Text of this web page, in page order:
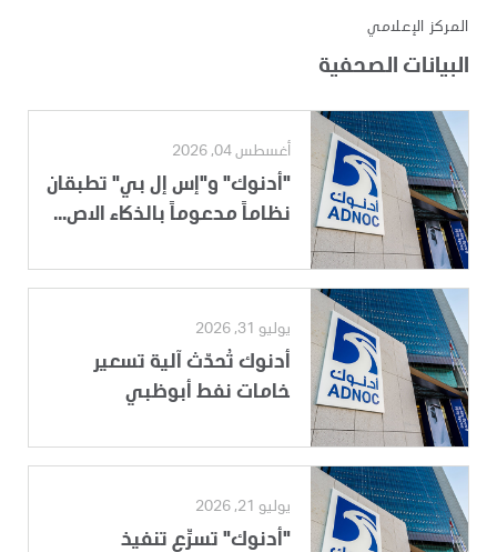
المركز الإعلامي
البيانات الصحفية
أغسطس 04, 2026
"أدنوك" و"إس إل بي" تطبقان
نظاماً مدعوماً بالذكاء الاص...
يوليو 31, 2026
أدنوك تُحدّث آلية تسعير
خامات نفط أبوظبي
يوليو 21, 2026
"أدنوك" تسرِّع تنفيذ